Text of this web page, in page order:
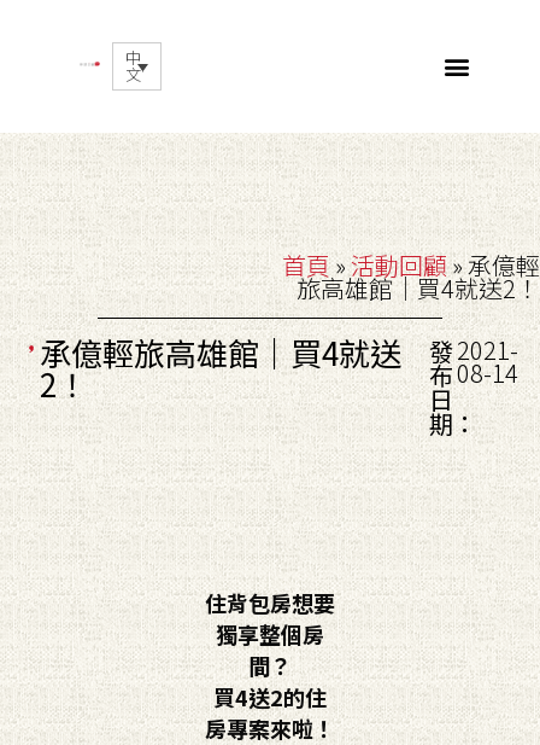
中
文
首頁»活動回顧»承億輕
旅高雄館｜買4就送2！
承億輕旅高雄館｜買4就送
2！
發
布
日
期：
2021-
08-14
住背包房想要
獨享整個房
間？
買4送2的住
房專案來啦！